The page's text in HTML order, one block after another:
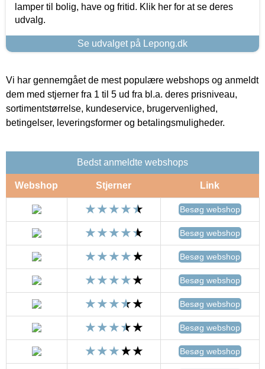
lamper til bolig, have og fritid. Klik her for at se deres
udvalg.
Se udvalget på Lepong.dk
Vi har gennemgået de mest populære webshops og anmeldt
dem med stjerner fra 1 til 5 ud fra bl.a. deres prisniveau,
sortimentstørrelse, kundeservice, brugervenlighed,
betingelser, leveringsformer og betalingsmuligheder.
Bedst anmeldte webshops
Webshop Stjerner Link
Besøg webshop
Besøg webshop
Besøg webshop
Besøg webshop
Besøg webshop
Besøg webshop
Besøg webshop